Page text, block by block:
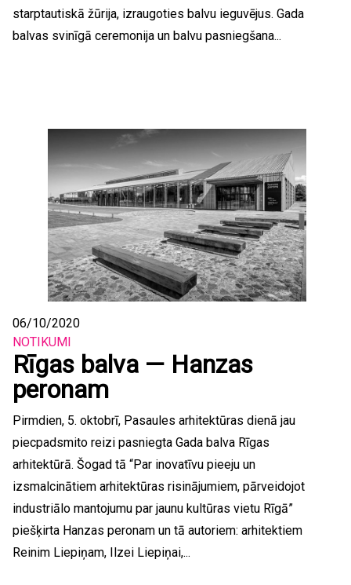
starptautiskā žūrija, izraugoties balvu ieguvējus. Gada
balvas svinīgā ceremonija un balvu pasniegšana...
06/10/2020
NOTIKUMI
Rīgas balva — Hanzas
peronam
Pirmdien, 5. oktobrī, Pasaules arhitektūras dienā jau
piecpadsmito reizi pasniegta Gada balva Rīgas
arhitektūrā. Šogad tā “Par inovatīvu pieeju un
izsmalcinātiem arhitektūras risinājumiem, pārveidojot
industriālo mantojumu par jaunu kultūras vietu Rīgā”
piešķirta Hanzas peronam un tā autoriem: arhitektiem
Reinim Liepiņam, Ilzei Liepiņai,...